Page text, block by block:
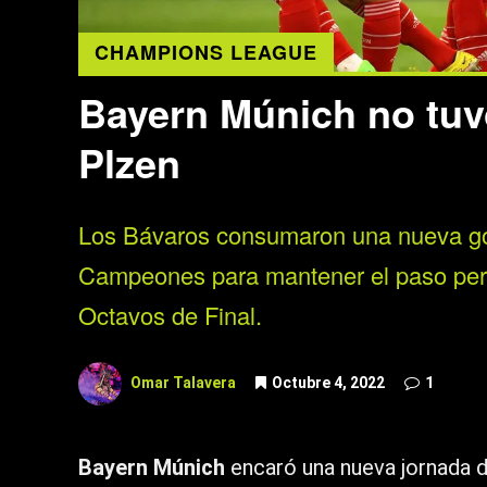
CHAMPIONS LEAGUE
Bayern Múnich no
Plzen
Los Bávaros consumaron una nueva
Campeones para mantener el paso
Octavos de Final.
Omar Talavera Octubre 4, 2022 1
Bayern Múnich encaró una nueva jornada